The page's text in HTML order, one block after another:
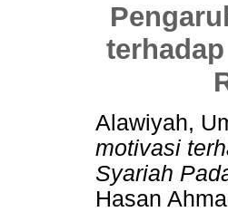
Alawiyah,
motivasi
Syariah
Hasan